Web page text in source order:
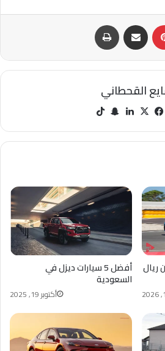
مشاركة عبر البريد طباعة
القحطاني
مو
الوي
في
وك
‫X لينك سنا
تشا
أفضل 5 سيارات ديزل في
السعودية
أكتوبر 19, 2025
ريال